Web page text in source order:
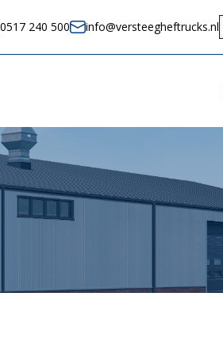
0517 240 500 info@versteegheftrucks.nl